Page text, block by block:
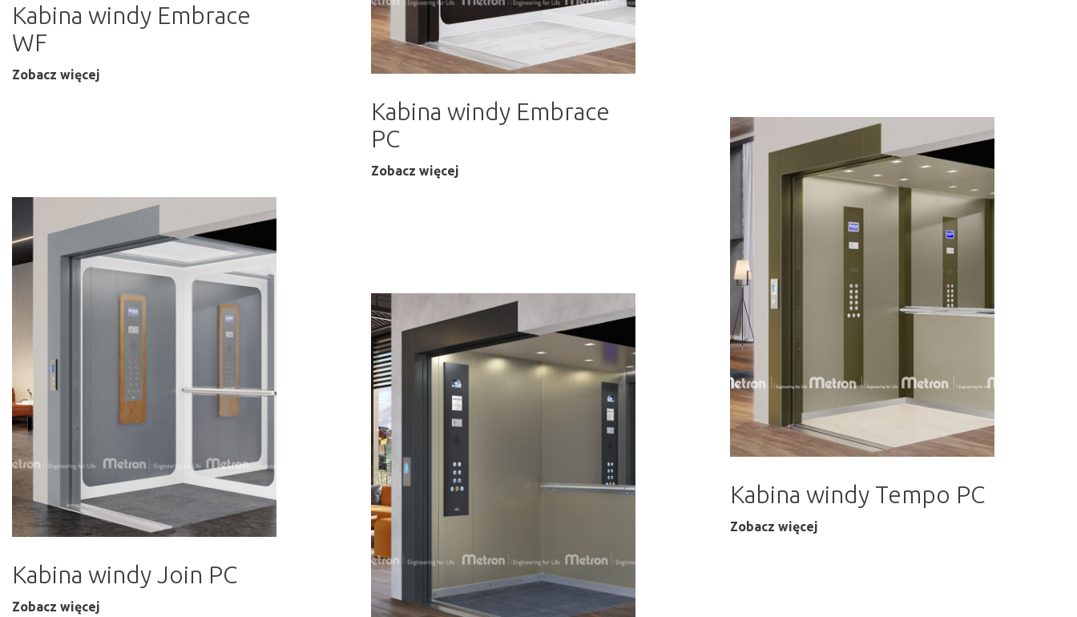
Kabina windy Embrace
WF
Zobacz więcej
Kabina windy Embrace
PC
Zobacz więcej
Kabina windy Join PC
Zobacz więcej
Kabina windy Tempo PC
Zobacz więcej